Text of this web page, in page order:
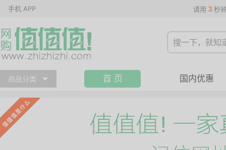
手机 APP 请用 3 秒
商品分类 首 页 国内优惠